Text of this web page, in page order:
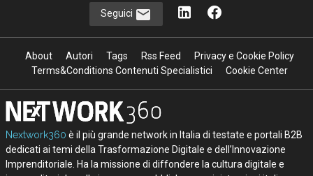
Seguici
About Autori Tags Rss Feed
Privacy e Cookie Policy
Terms&Conditions Contenuti Specialistici
Cookie Center
Nextwork360 è il più grande network in Italia di testate e portali B2B
dedicati ai temi della Trasformazione Digitale e dell’Innovazione
Imprenditoriale. Ha la missione di diffondere la cultura digitale e